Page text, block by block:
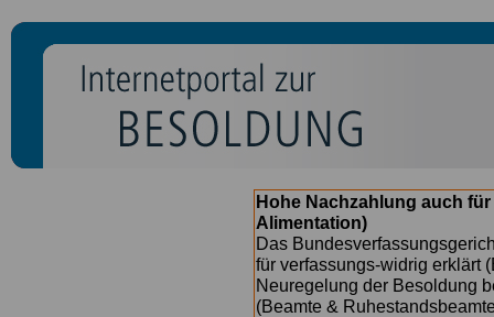
Hohe Nachzahlung auch
Alimentation)
Das
für verfassungs-widrig erklärt
Neuregelung der Besoldung
(Beamte &